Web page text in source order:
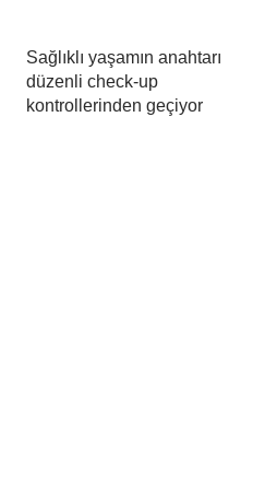
Sağlıklı yaşamın anahtarı
düzenli check-up
kontrollerinden geçiyor